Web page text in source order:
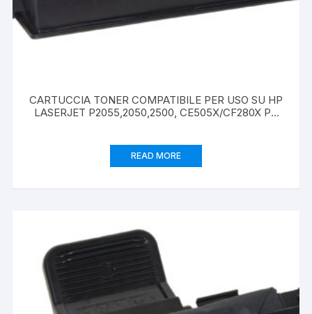
CARTUCCIA TONER COMPATIBILE PER USO SU HP
LASERJET P2055,2050,2500, CE505X/CF280X PF
READ MORE